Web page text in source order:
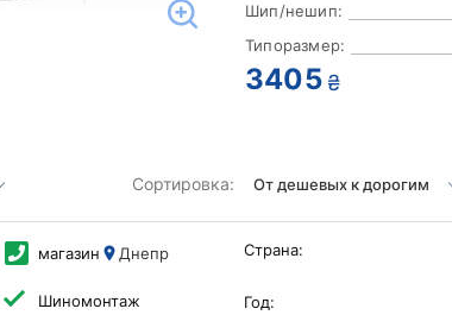
Шип/нешип:
Типоразмер:
3405 ₴
Сортировка:
магазин Днепр
Шиномонтаж
Страна:
Год: